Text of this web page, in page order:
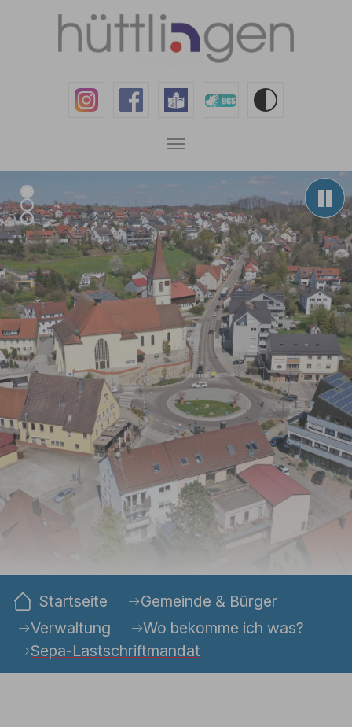
Zum Hauptinhalt springen
Startseite
Gemeinde & Bürger
Verwaltung
Wo bekomme ich was?
Sepa-Lastschriftmandat